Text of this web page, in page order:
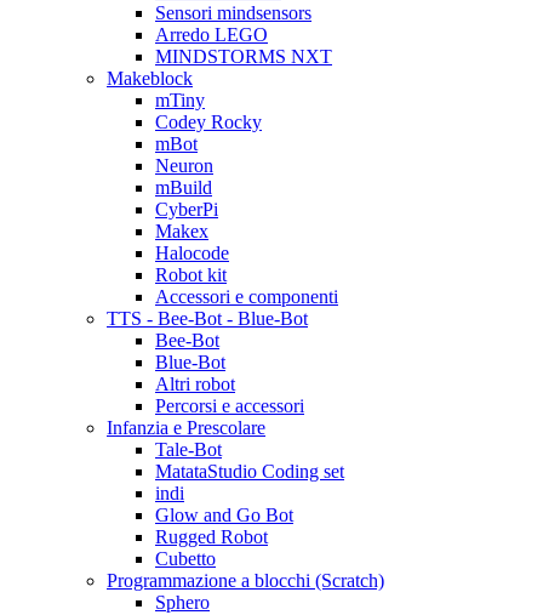
Sensori mindsensors
Arredo LEGO
MINDSTORMS NXT
Makeblock
mTiny
Codey Rocky
mBot
Neuron
mBuild
CyberPi
Makex
Halocode
Robot kit
Accessori e componenti
TTS - Bee-Bot - Blue-Bot
Bee-Bot
Blue-Bot
Altri robot
Percorsi e accessori
Infanzia e Prescolare
Tale-Bot
MatataStudio Coding set
indi
Glow and Go Bot
Rugged Robot
Cubetto
Programmazione a blocchi (Scratch)
Sphero